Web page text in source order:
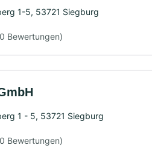
1-5, 53721 Siegburg
Bewertungen)
1 - 5, 53721 Siegburg
Bewertungen)